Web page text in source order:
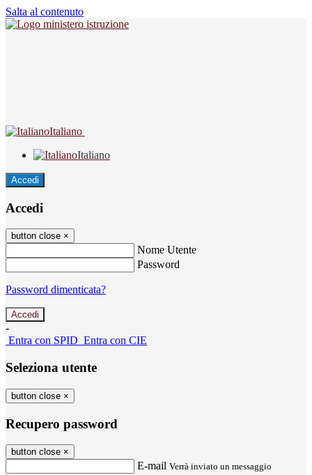
Salta al contenuto
Italiano
Italiano
Accedi
Accedi
button close ×
Nome Utente
Password
Password dimenticata?
-
Entra con SPID Entra con CIE
Seleziona utente
button close ×
Recupero password
button close ×
E-mail Verrà inviato un messaggio